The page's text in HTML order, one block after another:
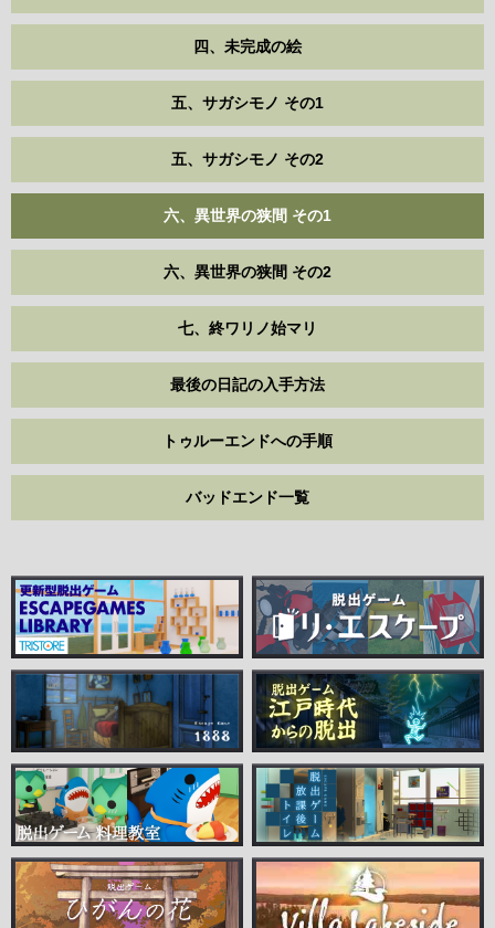
四、未完成の絵
五、サガシモノ その1
五、サガシモノ その2
六、異世界の狭間 その1
六、異世界の狭間 その2
七、終ワリノ始マリ
最後の日記の入手方法
トゥルーエンドへの手順
バッドエンド一覧